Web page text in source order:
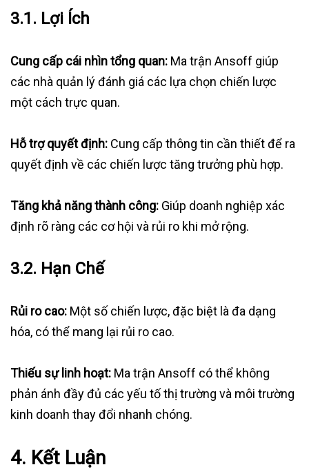
3.1. Lợi Ích
Cung cấp cái nhìn tổng quan: Ma trận Ansoff giúp
các nhà quản lý đánh giá các lựa chọn chiến lược
một cách trực quan.
Hỗ trợ quyết định: Cung cấp thông tin cần thiết để ra
quyết định về các chiến lược tăng trưởng phù hợp.
Tăng khả năng thành công: Giúp doanh nghiệp xác
định rõ ràng các cơ hội và rủi ro khi mở rộng.
3.2. Hạn Chế
Rủi ro cao: Một số chiến lược, đặc biệt là đa dạng
hóa, có thể mang lại rủi ro cao.
Thiếu sự linh hoạt: Ma trận Ansoff có thể không
phản ánh đầy đủ các yếu tố thị trường và môi trường
kinh doanh thay đổi nhanh chóng.
4. Kết Luận